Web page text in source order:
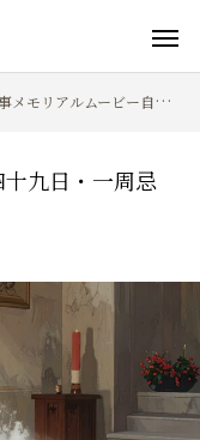
リアルムービー自作：四十九日・一周忌で流す手順とコツ
九日・一周忌